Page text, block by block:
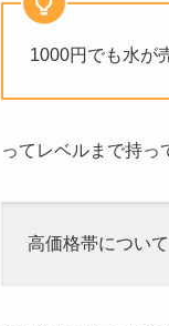
1000円でも水が
ってレベルまで持っ
高価格帯について